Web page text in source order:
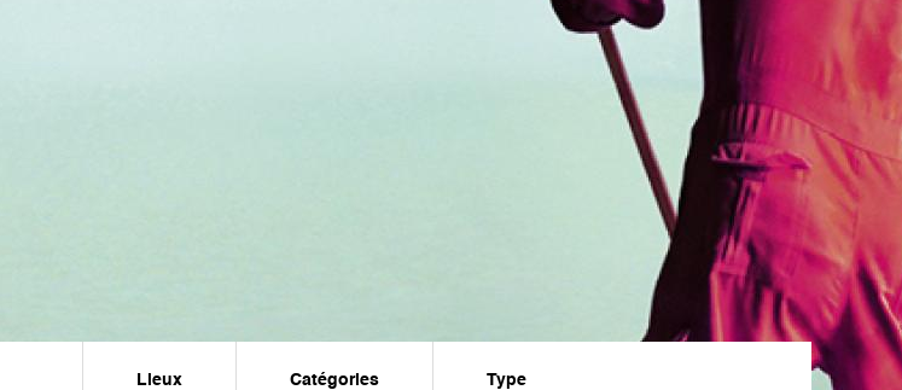
Lieux Catégories Type